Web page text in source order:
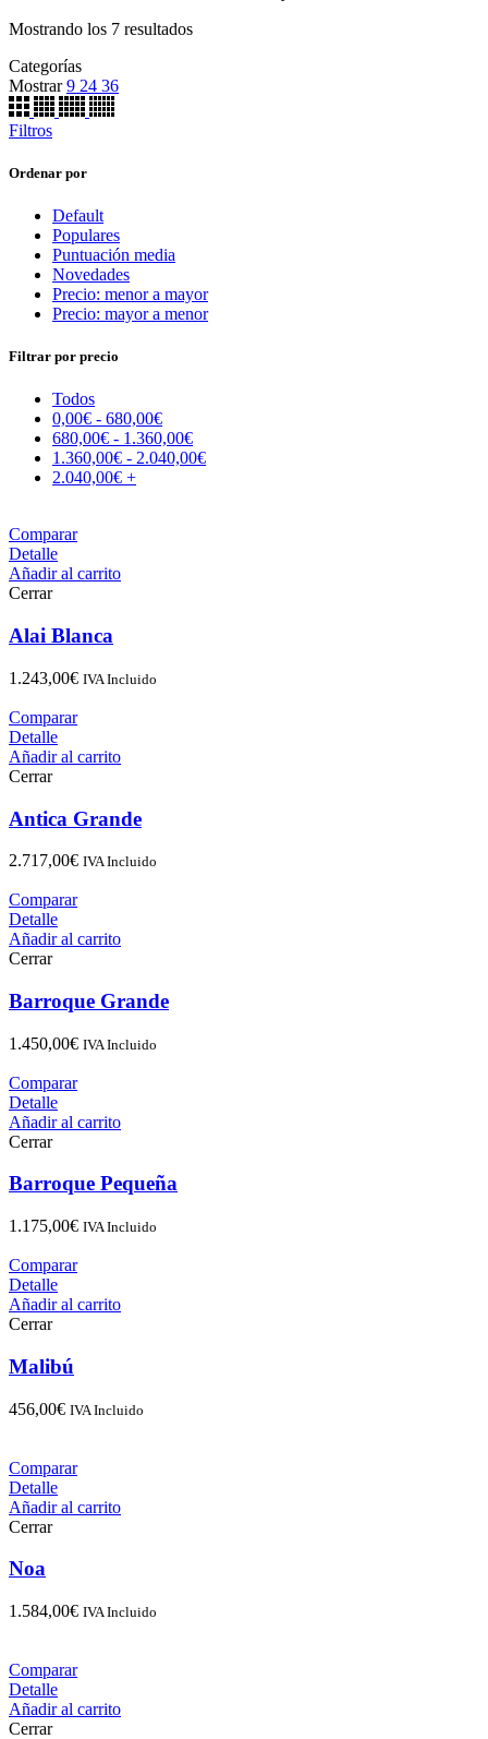
Mostrando los 7 resultados
Categorías
Mostrar 9 24 36
Filtros
Ordenar por
Default
Populares
Puntuación media
Novedades
Precio: menor a mayor
Precio: mayor a menor
Filtrar por precio
Todos
0,00€ - 680,00€
680,00€ - 1.360,00€
1.360,00€ - 2.040,00€
2.040,00€ +
Comparar
Detalle
Añadir al carrito
Cerrar
Alai Blanca
1.243,00€ IVA Incluido
Comparar
Detalle
Añadir al carrito
Cerrar
Antica Grande
2.717,00€ IVA Incluido
Comparar
Detalle
Añadir al carrito
Cerrar
Barroque Grande
1.450,00€ IVA Incluido
Comparar
Detalle
Añadir al carrito
Cerrar
Barroque Pequeña
1.175,00€ IVA Incluido
Comparar
Detalle
Añadir al carrito
Cerrar
Malibú
456,00€ IVA Incluido
Comparar
Detalle
Añadir al carrito
Cerrar
Noa
1.584,00€ IVA Incluido
Comparar
Detalle
Añadir al carrito
Cerrar